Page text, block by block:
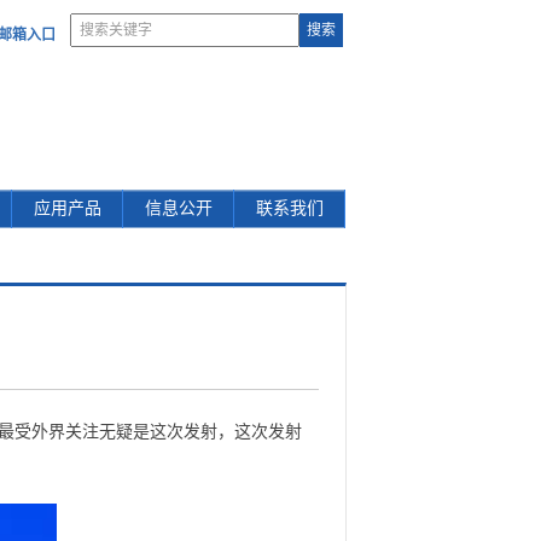
箱入口
应用产品 信息公开 联系我们
受外界关注无疑是这次发射，这次发射